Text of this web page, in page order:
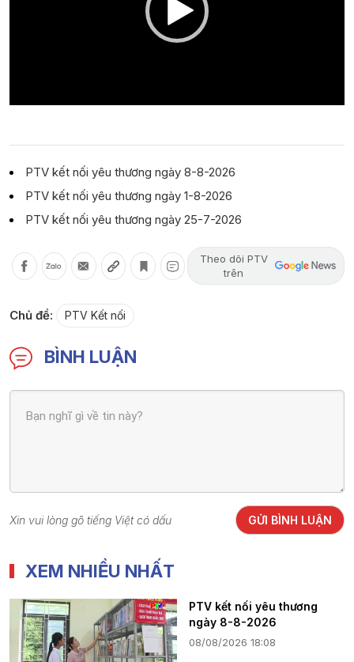
PTV kết nối yêu thương ngày 8-8-2026
PTV kết nối yêu thương ngày 1-8-2026
PTV kết nối yêu thương ngày 25-7-2026
Theo dõi PTV
trên
Chủ đề: PTV Kết nối
BÌNH LUẬN
Xin vui lòng gõ tiếng Việt có dấu GỬI BÌNH LUẬN
XEM NHIỀU NHẤT
PTV kết nối yêu thương
ngày 8-8-2026
08/08/2026 18:08